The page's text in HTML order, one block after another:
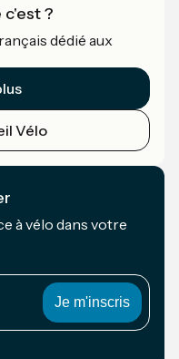
c'est ?
dédié aux
Vélo
à vélo dans votre